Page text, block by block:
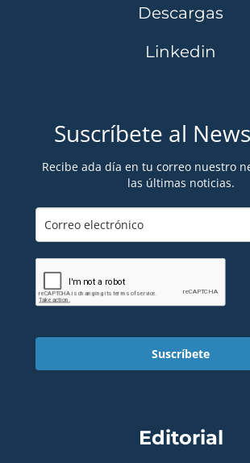
Descargas
Linkedin
Suscríbete al
Recibe ada día en tu correo nuestro
las últimas noticias.
Suscríbete
Editorial